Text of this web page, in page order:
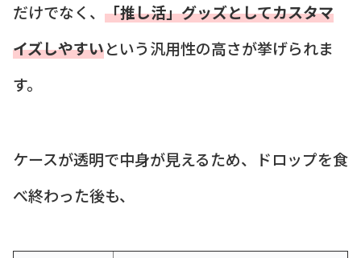
だけでなく、 「推し活」グッズとしてカスタマ
イズしやすいという汎用性の高さが挙げられま
す。
ケースが透明で中身が見えるため、ドロップを食
べ終わった後も、